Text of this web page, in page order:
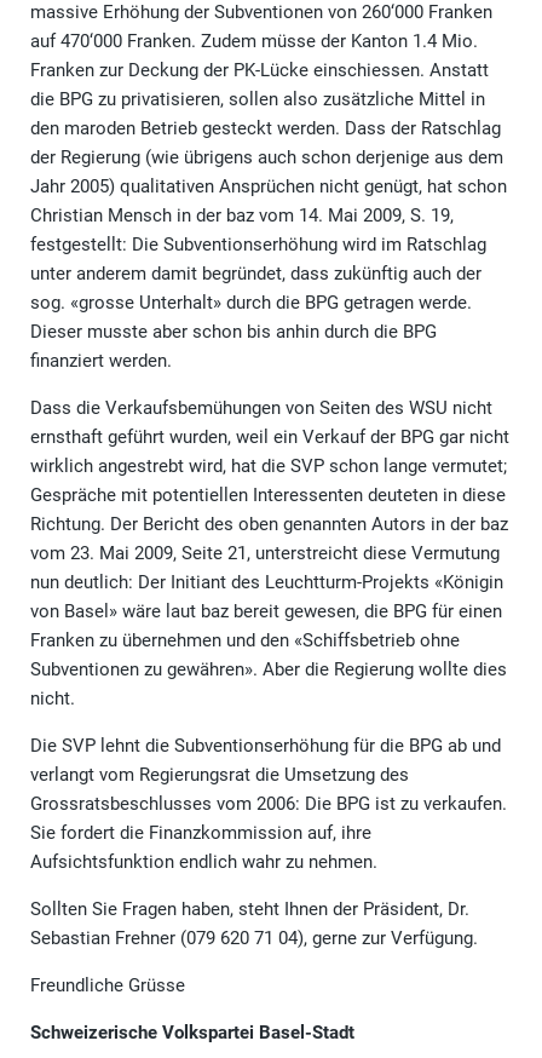
massive Erhöhung der Subventionen von 260‘000 Franken
auf 470‘000 Franken. Zudem müsse der Kanton 1.4 Mio.
Franken zur Deckung der PK-Lücke einschiessen. Anstatt
die BPG zu privatisieren, sollen also zusätzliche Mittel in
den maroden Betrieb gesteckt werden. Dass der Ratschlag
der Regierung (wie übrigens auch schon derjenige aus dem
Jahr 2005) qualitativen Ansprüchen nicht genügt, hat schon
Christian Mensch in der baz vom 14. Mai 2009, S. 19,
festgestellt: Die Subventionserhöhung wird im Ratschlag
unter anderem damit begründet, dass zukünftig auch der
sog. «grosse Unterhalt» durch die BPG getragen werde.
Dieser musste aber schon bis anhin durch die BPG
finanziert werden.
Dass die Verkaufsbemühungen von Seiten des WSU nicht
ernsthaft geführt wurden, weil ein Verkauf der BPG gar nicht
wirklich angestrebt wird, hat die SVP schon lange vermutet;
Gespräche mit potentiellen Interessenten deuteten in diese
Richtung. Der Bericht des oben genannten Autors in der baz
vom 23. Mai 2009, Seite 21, unterstreicht diese Vermutung
nun deutlich: Der Initiant des Leuchtturm-Projekts «Königin
von Basel» wäre laut baz bereit gewesen, die BPG für einen
Franken zu übernehmen und den «Schiffsbetrieb ohne
Subventionen zu gewähren». Aber die Regierung wollte dies
nicht.
Die SVP lehnt die Subventionserhöhung für die BPG ab und
verlangt vom Regierungsrat die Umsetzung des
Grossratsbeschlusses vom 2006: Die BPG ist zu verkaufen.
Sie fordert die Finanzkommission auf, ihre
Aufsichtsfunktion endlich wahr zu nehmen.
Sollten Sie Fragen haben, steht Ihnen der Präsident, Dr.
Sebastian Frehner (079 620 71 04), gerne zur Verfügung.
Freundliche Grüsse
Schweizerische Volkspartei Basel-Stadt